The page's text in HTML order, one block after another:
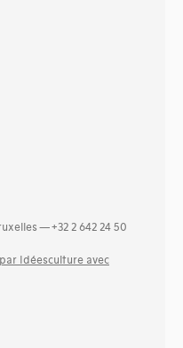
— +32 2 642 24 50
Idéesculture avec